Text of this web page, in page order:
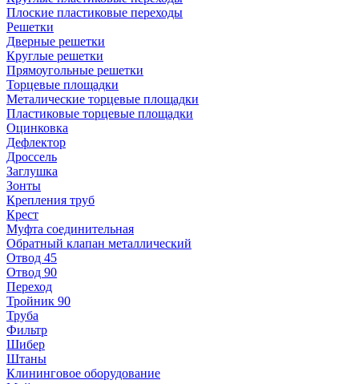
Плоские пластиковые переходы
Решетки
Дверные решетки
Круглые решетки
Прямоугольные решетки
Торцевые площадки
Металические торцевые площадки
Пластиковые торцевые площадки
Оцинковка
Дефлектор
Дроссель
Заглушка
Зонты
Крепления труб
Крест
Муфта соединительная
Обратный клапан металлический
Отвод 45
Отвод 90
Переход
Тройник 90
Труба
Фильтр
Шибер
Штаны
Клининговое оборудование